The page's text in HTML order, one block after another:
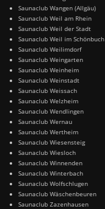
Saunaclub Wangen (Allgäu)
Saunaclub Weil am Rhein
Saunaclub Weil der Stadt
Saunaclub Weil im Schönbuch
Saunaclub Weilimdorf
Saunaclub Weingarten
Saunaclub Weinheim
Saunaclub Weinstadt
Saunaclub Weissach
Saunaclub Welzheim
Saunaclub Wendlingen
Saunaclub Wernau
Saunaclub Wertheim
Saunaclub Wiesensteig
Saunaclub Wiesloch
Saunaclub Winnenden
Saunaclub Winterbach
Saunaclub Wolfschlugen
Saunaclub Wäschenbeuren
Saunaclub Zazenhausen